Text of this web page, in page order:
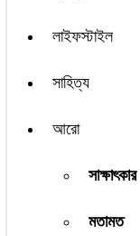
লাইফস্টাইল
সাহিত্য
আরো
সাক্ষাৎকার
মতামত